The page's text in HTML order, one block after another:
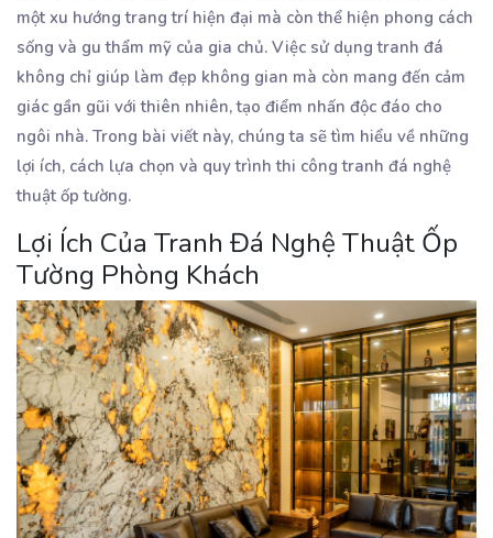
một xu hướng trang trí hiện đại mà còn thể hiện phong cách
sống và gu thẩm mỹ của gia chủ. Việc sử dụng tranh đá
không chỉ giúp làm đẹp không gian mà còn mang đến cảm
giác gần gũi với thiên nhiên, tạo điểm nhấn độc đáo cho
ngôi nhà. Trong bài viết này, chúng ta sẽ tìm hiểu về những
lợi ích, cách lựa chọn và quy trình thi công tranh đá nghệ
thuật ốp tường.
Lợi Ích Của Tranh Đá Nghệ Thuật Ốp
Tường Phòng Khách